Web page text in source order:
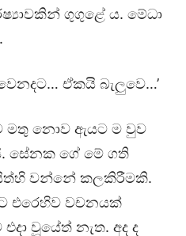
ගුගුළේ ය. මේධා
ඒකයි බැලුවෙ…’
මතු නොව ඇයට ම වුව
සේනක ගේ මේ ගති
සිත්හි වන්නේ කලකිරීමකි.
එරෙහිව වචනයක්
වූයේත් නැත. අද ද